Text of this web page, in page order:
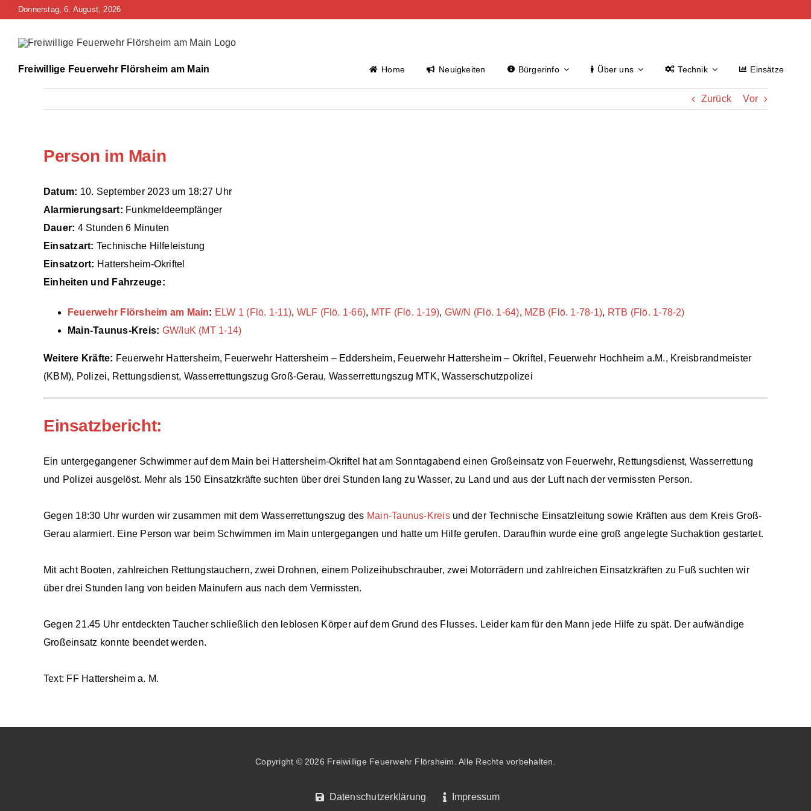
Zum
springen
Donnerstag, 6. August, 2026
Freiwillige Feuerwehr Flörsheim am Main Home Neuigkeiten Bürgerinfo Über uns Technik Einsätze
Zurück Vor
Person im Main
Datum: 10. September 2023 um 18:27 Uhr
Alarmierungsart: Funkmeldeempfänger
Dauer: 4 Stunden 6 Minuten
Einsatzart: Technische Hilfeleistung
Einsatzort: Hattersheim-Okriftel
Einheiten und Fahrzeuge:
Feuerwehr Flörsheim am Main: ELW 1 (Flö. 1-11), WLF (Flö. 1-66), MTF (Flö. 1-19), GW/N (Flö. 1-64), MZB (Flö. 1-78-1), RTB (Flö. 1-78-2)
Main-Taunus-Kreis: GW/IuK (MT 1-14)
Weitere Kräfte: Feuerwehr Hattersheim, Feuerwehr Hattersheim – Eddersheim, Feuerwehr Hattersheim – Okriftel, Feuerwehr Hochheim a.M., Kreisbrandmeister
(KBM), Polizei, Rettungsdienst, Wasserrettungszug Groß-Gerau, Wasserrettungszug MTK, Wasserschutzpolizei
Einsatzbericht:
Ein untergegangener Schwimmer auf dem Main bei Hattersheim-Okriftel hat am Sonntagabend einen Großeinsatz von Feuerwehr, Rettungsdienst, Wasserrettung
und Polizei ausgelöst. Mehr als 150 Einsatzkräfte suchten über drei Stunden lang zu Wasser, zu Land und aus der Luft nach der vermissten Person.
Gegen 18:30 Uhr wurden wir zusammen mit dem Wasserrettungszug des Main-Taunus-Kreisund der Technische Einsatzleitung sowie Kräften aus dem Kreis Groß-
Gerau alarmiert. Eine Person war beim Schwimmen im Main untergegangen und hatte um Hilfe gerufen. Daraufhin wurde eine groß angelegte Suchaktion gestartet.
Mit acht Booten, zahlreichen Rettungstauchern, zwei Drohnen, einem Polizeihubschrauber, zwei Motorrädern und zahlreichen Einsatzkräften zu Fuß suchten wir
über drei Stunden lang von beiden Mainufern aus nach dem Vermissten.
Gegen 21.45 Uhr entdeckten Taucher schließlich den leblosen Körper auf dem Grund des Flusses. Leider kam für den Mann jede Hilfe zu spät. Der aufwändige
Großeinsatz konnte beendet werden.
Text: FF Hattersheim a. M.
Copyright © 2026 Freiwillige Feuerwehr Flörsheim. Alle Rechte vorbehalten.
Datenschutzerklärung Impressum